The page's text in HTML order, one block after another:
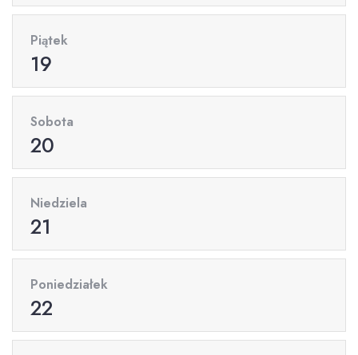
Piątek
19
Sobota
20
Niedziela
21
Poniedziałek
22